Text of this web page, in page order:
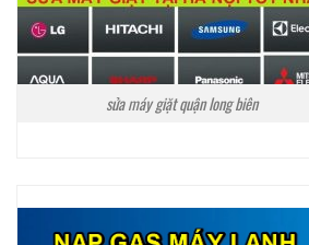
sửa máy giặt quận long biên